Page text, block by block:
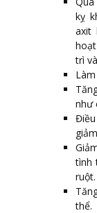
kỵ
axit
trì
như
tình
ruột.
thể.